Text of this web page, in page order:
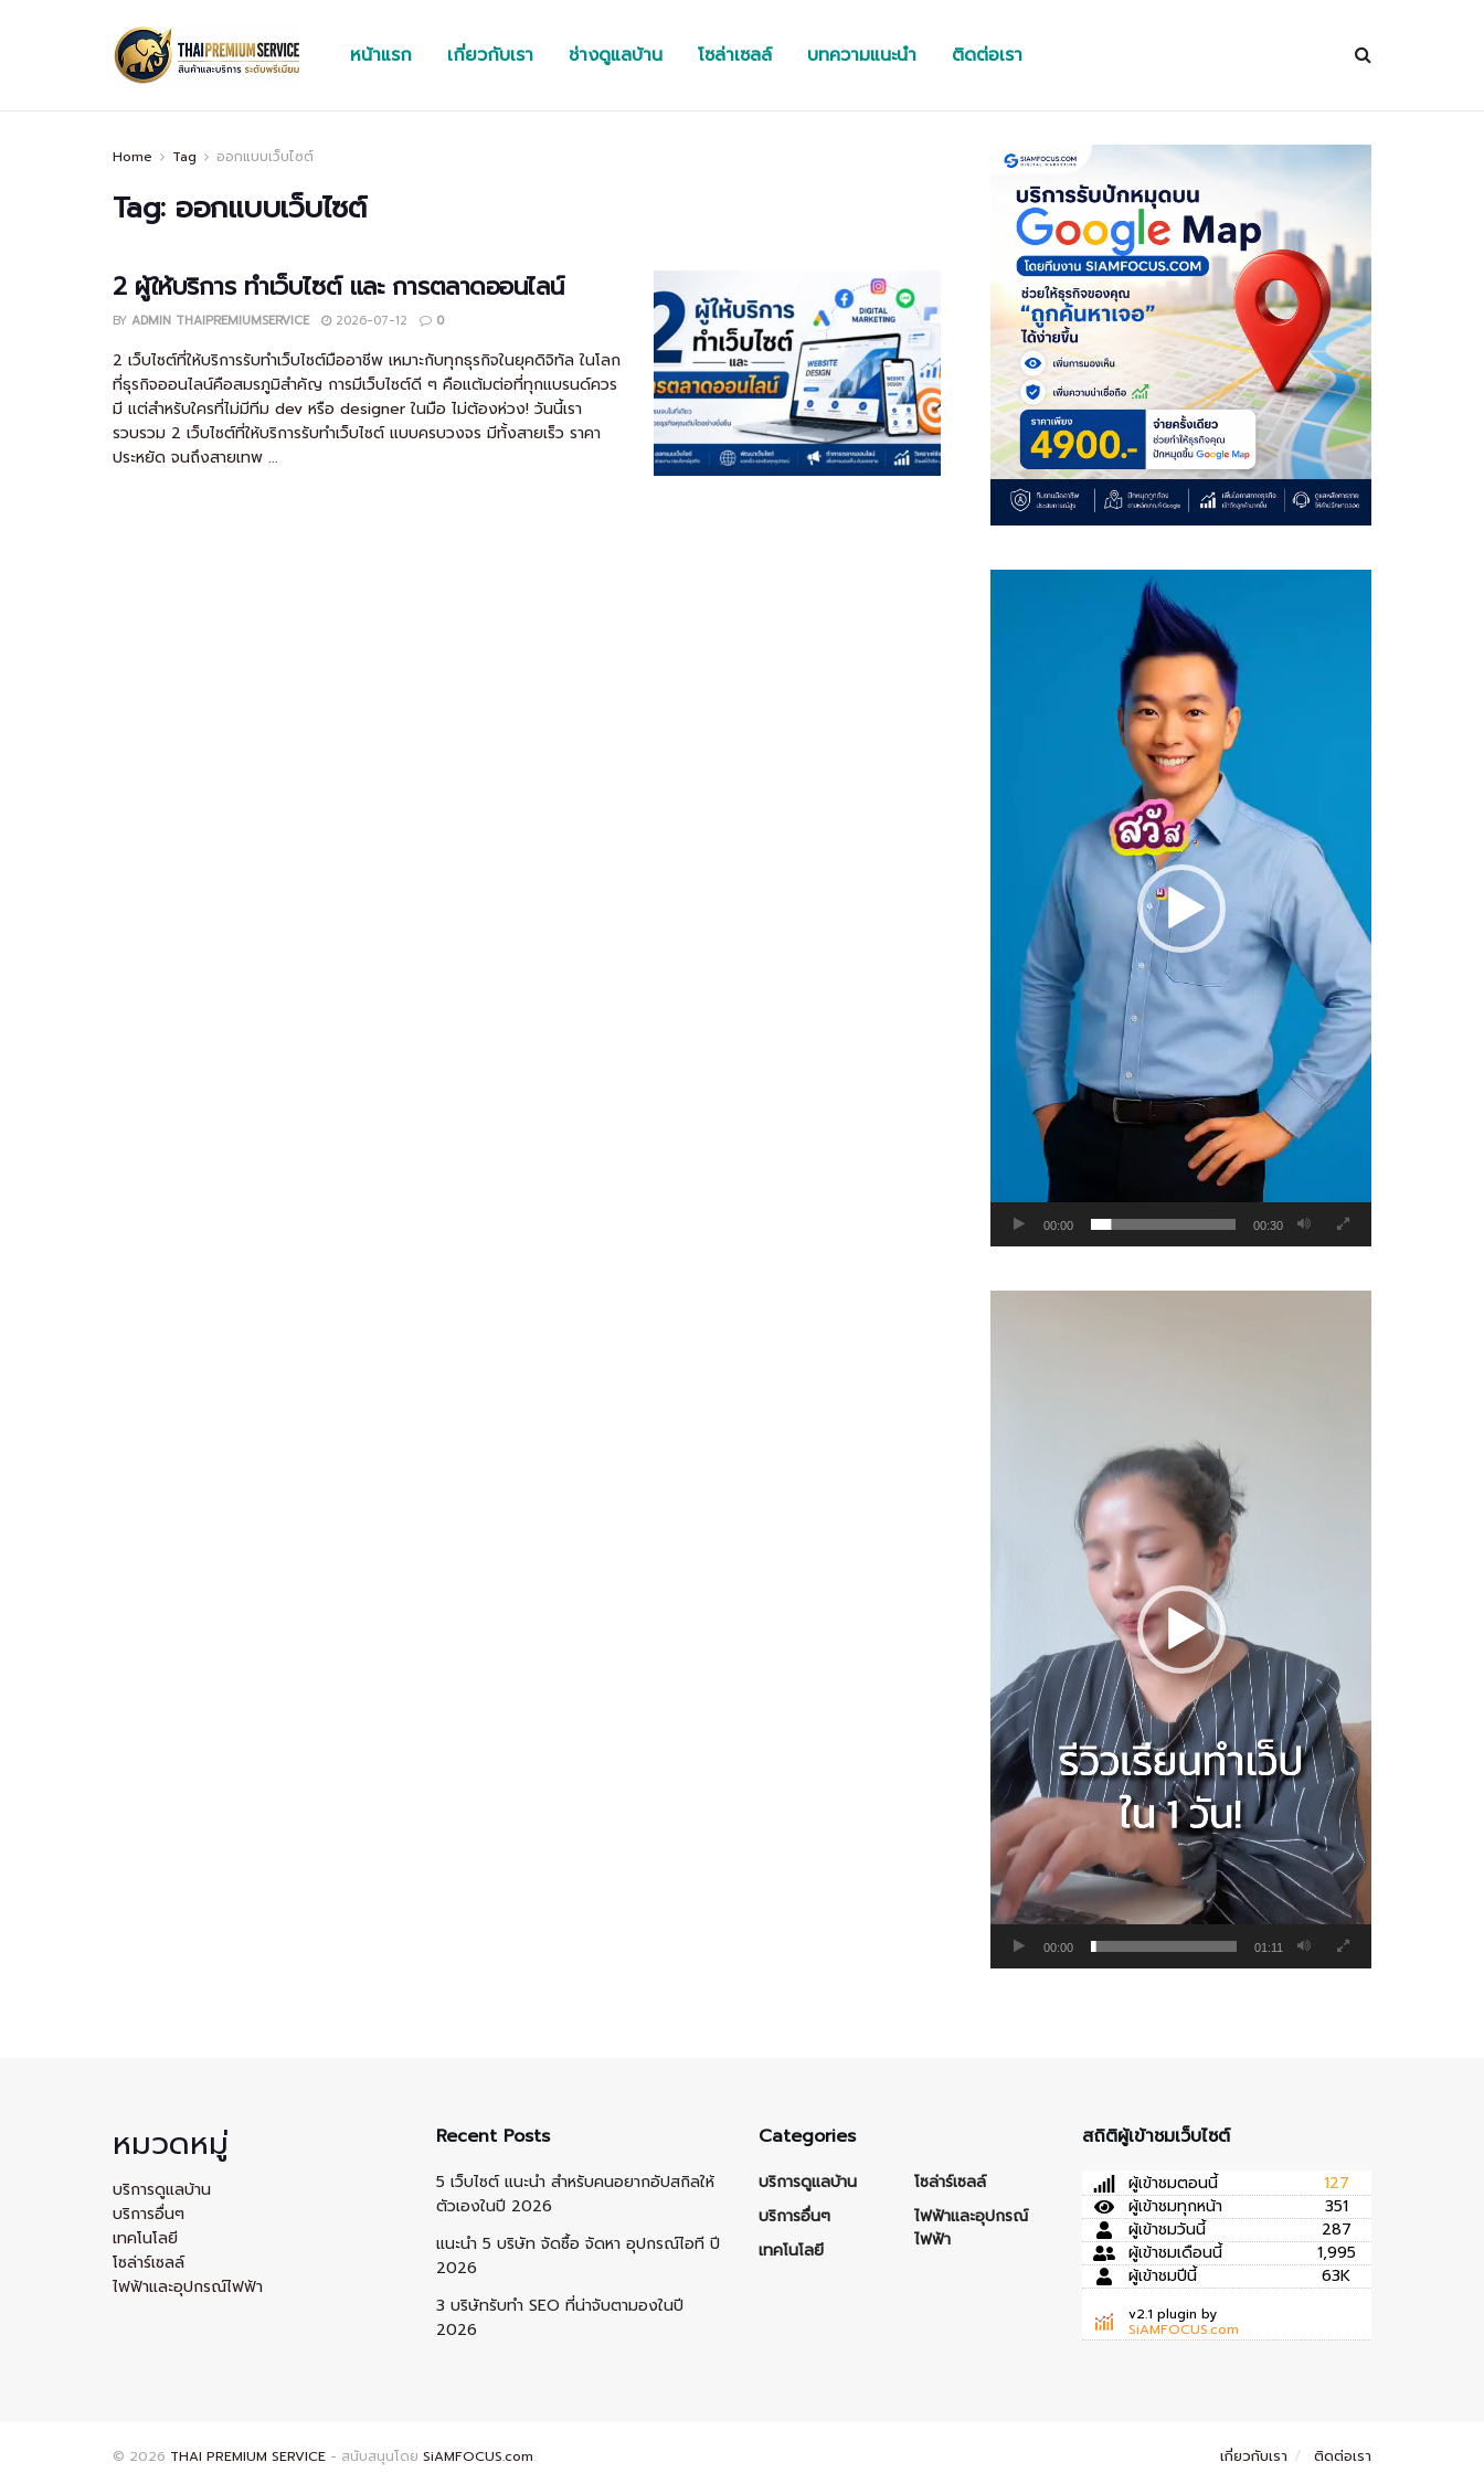
หน้าแรก เกี่ยวกับเรา ช่างดูแลบ้าน โซล่าเซลล์ บทความแนะนำ ติดต่อเรา
Home Tag ออกแบบเว็บไซต์
Tag: ออกแบบเว็บไซต์
2 ผู้ให้บริการ ทำเว็บไซต์ และ การตลาดออนไลน์
BY ADMIN THAIPREMIUMSERVICE 2026-07-12 0
2 เว็บไซต์ที่ให้บริการรับทำเว็บไซต์มืออาชีพ เหมาะกับทุกธุรกิจในยุคดิจิทัล ในโลก
ที่ธุรกิจออนไลน์คือสมรภูมิสำคัญ การมีเว็บไซต์ดี ๆ คือแต้มต่อที่ทุกแบรนด์ควร
มี แต่สำหรับใครที่ไม่มีทีม dev หรือ designer ในมือ ไม่ต้องห่วง! วันนี้เรา
รวบรวม 2 เว็บไซต์ที่ให้บริการรับทำเว็บไซต์ แบบครบวงจร มีทั้งสายเร็ว ราคา
ประหยัด จนถึงสายเทพ ...
00:00 00:30
00:00 01:11
หมวดหมู่
บริการดูแลบ้าน
บริการอื่นๆ
เทคโนโลยี
โซล่าร์เซลล์
ไฟฟ้าและอุปกรณ์ไฟฟ้า
Recent Posts
5 เว็บไซต์ แนะนำ สำหรับคนอยากอัปสกิลให้
ตัวเองในปี 2026
แนะนำ 5 บริษัท จัดซื้อ จัดหา อุปกรณ์ไอที ปี
2026
3 บริษัทรับทำ SEO ที่น่าจับตามองในปี
2026
Categories
บริการดูแลบ้าน
บริการอื่นๆ
เทคโนโลยี
โซล่าร์เซลล์
ไฟฟ้าและอุปกรณ์
ไฟฟ้า
สถิติผู้เข้าชมเว็บไซต์
ผู้เข้าชมตอนนี้
127
ผู้เข้าชมทุกหน้า
351
ผู้เข้าชมวันนี้
287
ผู้เข้าชมเดือนนี้
1,995
ผู้เข้าชมปีนี้
63K
v2.1 plugin by
SiAMFOCUS.com
เกี่ยวกับเรา ติดต่อเรา
© 2026 THAI PREMIUM SERVICE - สนับสนุนโดย SiAMFOCUS.com.